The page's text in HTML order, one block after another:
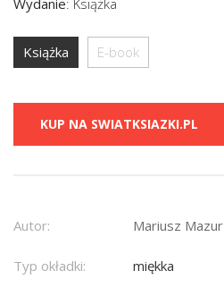
Wydanie: Książka
Książka E-book
KUP NA SWIATKSIAZKI.PL
Autor: Mariusz Mazur
Typ okładki: miękka